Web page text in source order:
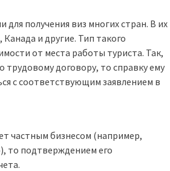
получения виз многих стран. В их
и другие. Тип такого
от места работы туриста. Так,
договору, то справку ему
с соответствующим заявлением в
частным бизнесом (например,
то подтверждением его